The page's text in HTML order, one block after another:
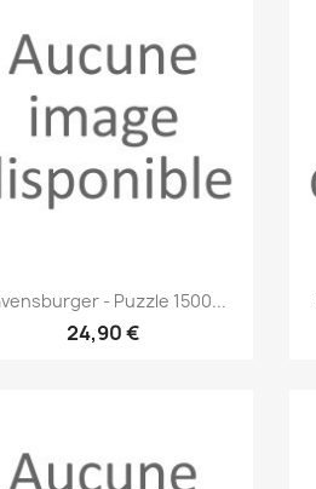
Aperçu rapide
- Puzzle 1500...
24,90 €